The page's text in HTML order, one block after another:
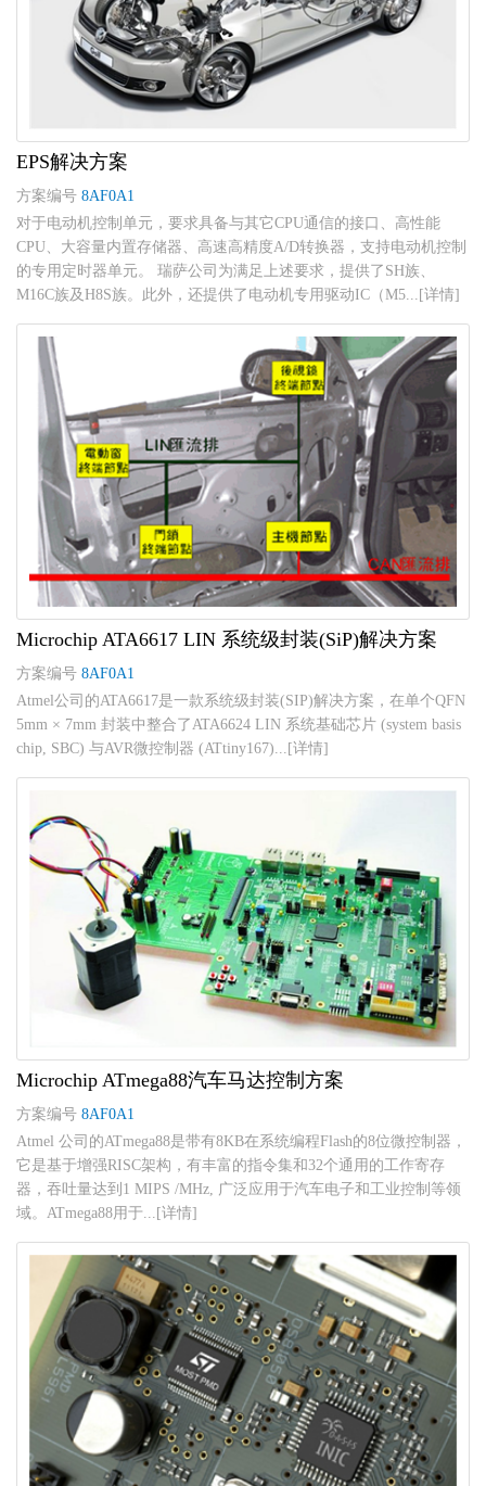
EPS解决方案
方案编号 8AF0A1
对于电动机控制单元，要求具备与其它CPU通信的接口、高性能
CPU、大容量内置存储器、高速高精度A/D转换器，支持电动机控制
的专用定时器单元。 瑞萨公司为满足上述要求，提供了SH族、
M16C族及H8S族。此外，还提供了电动机专用驱动IC（M5...[详情]
Microchip ATA6617 LIN 系统级封装(SiP)解决方案
方案编号 8AF0A1
Atmel公司的ATA6617是一款系统级封装(SIP)解决方案，在单个QFN
5mm × 7mm 封装中整合了ATA6624 LIN 系统基础芯片 (system basis
chip, SBC) 与AVR微控制器 (ATtiny167)...[详情]
Microchip ATmega88汽车马达控制方案
方案编号 8AF0A1
Atmel 公司的ATmega88是带有8KB在系统编程Flash的8位微控制器，
它是基于增强RISC架构，有丰富的指令集和32个通用的工作寄存
器，吞吐量达到1 MIPS /MHz, 广泛应用于汽车电子和工业控制等领
域。ATmega88用于...[详情]